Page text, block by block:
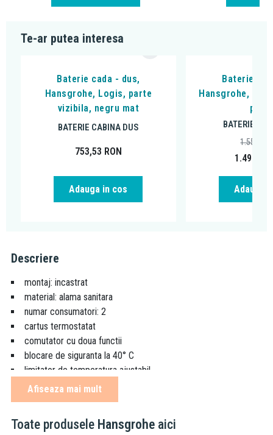
Te-ar putea interesa
Baterie cada - dus,
Hansgrohe, Logis, parte
vizibila, negru mat
BATERIE CABINA DUS
753,53 RON
Adauga in cos
Baterie
Hansgrohe,
BATERIE
1.498,95
1.556,14
Adauga
Descriere
montaj: incastrat
material: alama sanitara
numar consumatori: 2
cartus termostatat
comutator cu doua functii
blocare de siguranta la 40° C
limitator de temperatura ajustabil
presiunea minima de operare: 1 bar
culoare: auriu
Afiseaza mai mult
Toate produsele Hansgrohe aici